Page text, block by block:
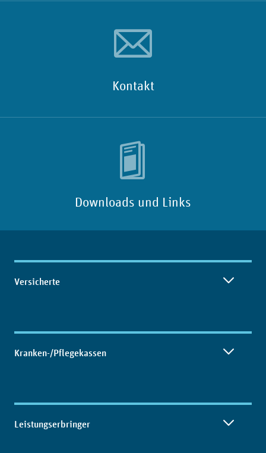
Kontakt
Downloads und Links
Inhaltsübersicht
Versicherte
Kranken-/Pflegekassen
Leistungserbringer